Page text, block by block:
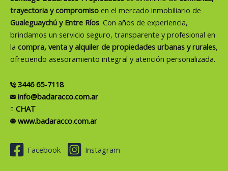
trayectoria y compromiso en el mercado inmobiliario de
Gualeguaychú y Entre Ríos. Con años de experiencia,
brindamos un servicio seguro, transparente y profesional en
la compra, venta y alquiler de propiedades urbanas y rurales,
ofreciendo asesoramiento integral y atención personalizada.
3446 65-7118
info@badaracco.com.ar
CHAT
www.badaracco.com.ar
Facebook Instagram